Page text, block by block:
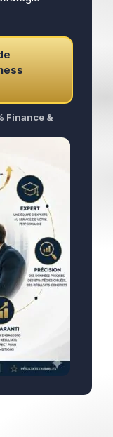
Finance &